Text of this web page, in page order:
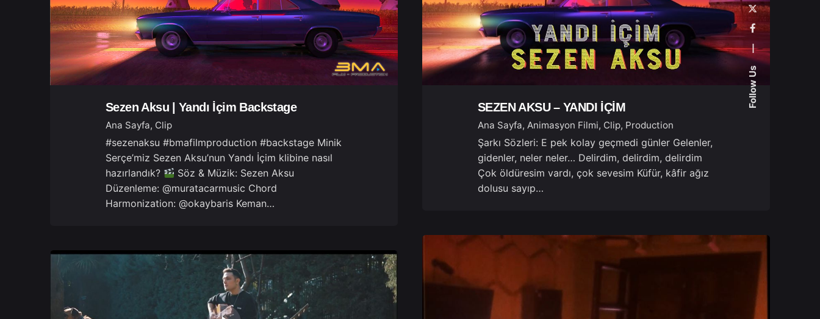
Follow Us
—
Sezen Aksu | Yandı İçim Backstage
Ana Sayfa Clip
#sezenaksu #bmafilmproduction #backstage Minik
Serçe’miz Sezen Aksu’nun Yandı İçim klibine nasıl
hazırlandık?
Söz & Müzik: Sezen Aksu
Düzenleme: @muratacarmusic Chord
Harmonization: @okaybaris Keman…
SEZEN AKSU – YANDI İÇİM
Ana Sayfa Animasyon Filmi Clip Production
Şarkı Sözleri: E pek kolay geçmedi günler Gelenler,
gidenler, neler neler… Delirdim, delirdim, delirdim
Çok öldüresim vardı, çok sevesim Küfür, kâfir ağız
dolusu sayıp…